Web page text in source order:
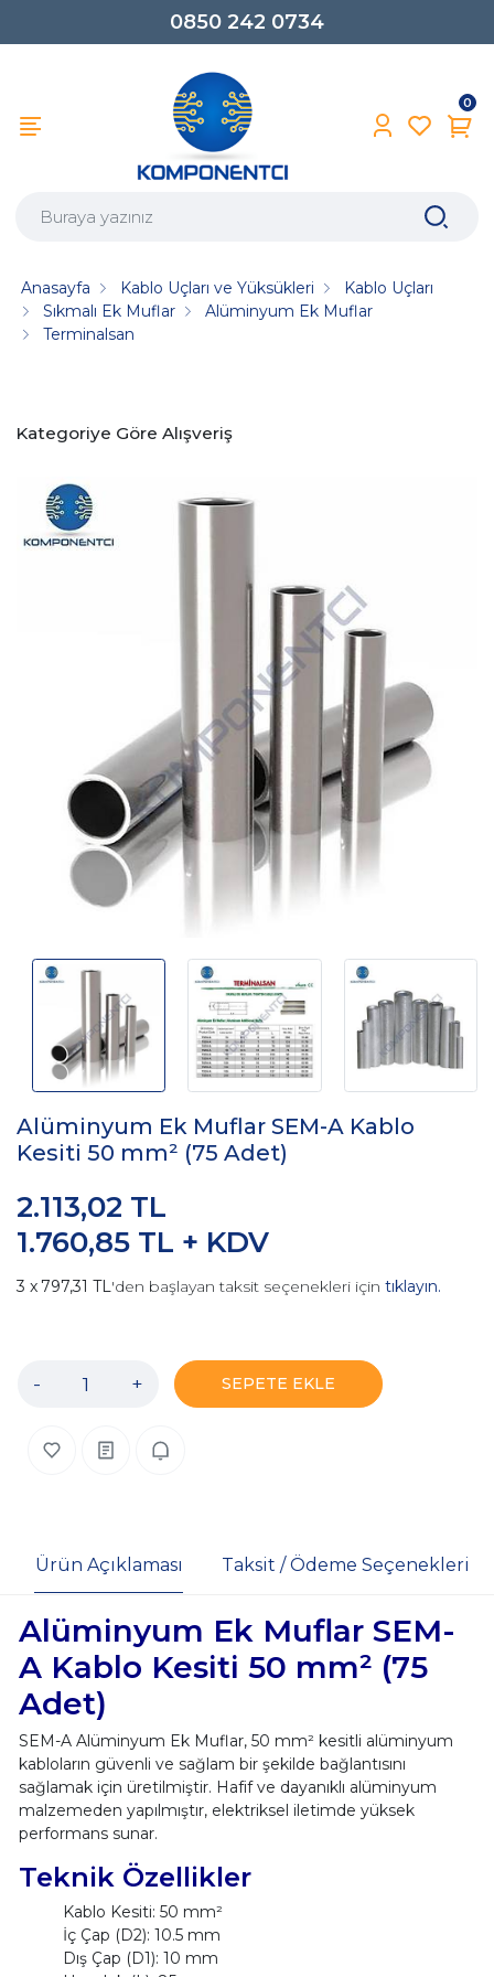
0850 242 0734
0
Anasayfa Kablo Uçları ve Yüksükleri
Kablo Uçları
Sıkmalı Ek Muflar
Alüminyum Ek Muflar
Terminalsan
Kategoriye Göre Alışveriş
Alüminyum Ek Muflar SEM-A Kablo
Kesiti 50 mm² (75 Adet)
1.760,85 TL + KDV
2.113,02 TL
797,31 TL'den başlayan taksit seçenekleri için tıklayın.
- + SEPETE EKLE
Ürün Açıklaması Taksit / Ödeme Seçenekleri
Alüminyum Ek Muflar SEM-
A Kablo Kesiti 50 mm² (75
Adet)
SEM-A Alüminyum Ek Muflar, 50 mm² kesitli alüminyum
kabloların güvenli ve sağlam bir şekilde bağlantısını
sağlamak için üretilmiştir. Hafif ve dayanıklı alüminyum
malzemeden yapılmıştır, elektriksel iletimde yüksek
performans sunar.
Teknik Özellikler
Kablo Kesiti: 50 mm²
İç Çap (D2): 10.5 mm
Dış Çap (D1): 10 mm